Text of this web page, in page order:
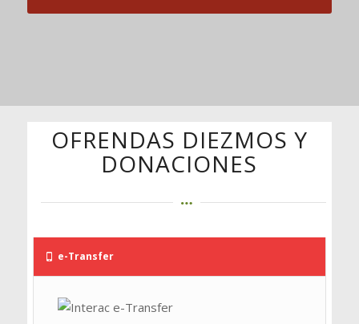
OFRENDAS DIEZMOS Y
DONACIONES
e-Transfer